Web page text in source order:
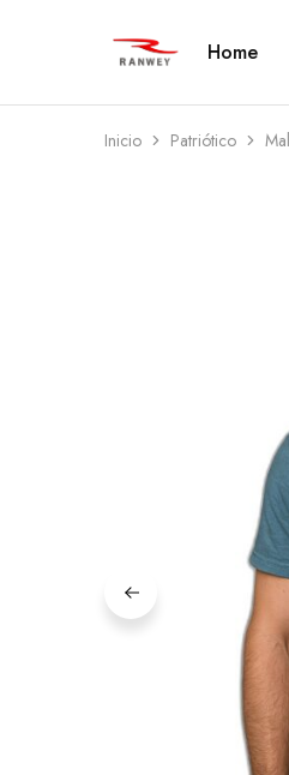
Ranwey
Tu
Tu
Diseño
Tu
Tu
—
Remeras,
Home
Inicio Patriótico